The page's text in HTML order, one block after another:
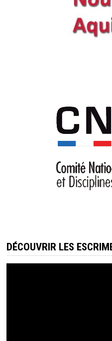
DÉCOUVRIR LES